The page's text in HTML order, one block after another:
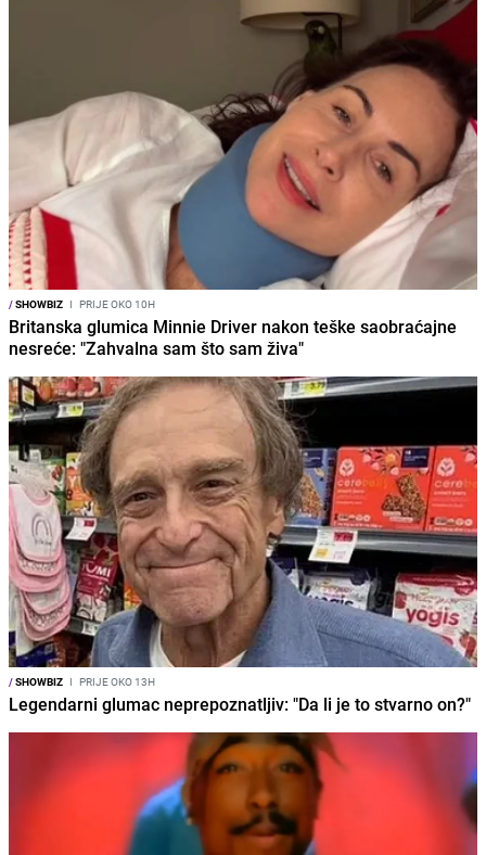
/SHOWBIZ I PRIJE OKO 10H
Britanska glumica Minnie Driver nakon teške saobraćajne
nesreće: "Zahvalna sam što sam živa"
/SHOWBIZ I PRIJE OKO 13H
Legendarni glumac neprepoznatljiv: "Da li je to stvarno on?"